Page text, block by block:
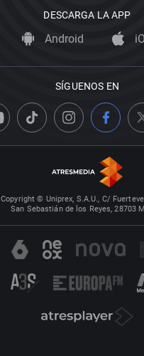
DESCARGA LA APP
Android
SÍGUENOS EN
Copyright © Uniprex, S.A.U., C/
San Sebastián de los Reyes, 28703